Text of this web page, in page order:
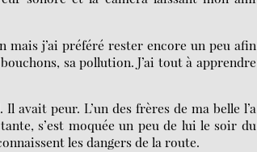
j’ai préféré rester encore un peu afin
sa pollution. J’ai tout à apprendre
avait peur. L’un des frères de ma belle l’a
s’est moquée un peu de lui le soir du
les dangers de la route.